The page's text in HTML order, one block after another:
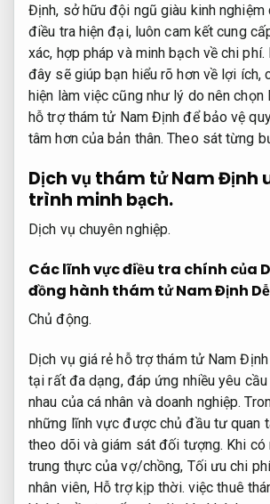
Định, sở hữu đội ngũ giàu kinh nghiệm
điều tra hiện đại, luôn cam kết cung
xác, hợp pháp và minh bạch về chi
đây sẽ giúp bạn hiểu rõ hơn về lợi ích,
hiện làm việc cũng như lý do nên chọn
hỗ trợ thám tử Nam Định để bảo vệ
tâm hơn của bản thân.Theo sát từng
Dịch vụ thám tử Nam Định
trình minh bạch.
Dịch vụ chuyên nghiệp.
Các lĩnh vực điều tra chính của
đồng hành thám tử Nam Định
Chủ động.
Dịch vụ giá rẻ hỗ trợ thám tử Nam
tại rất đa dạng, đáp ứng nhiều yêu
nhau của cá nhân và doanh nghiệp.
những lĩnh vực được chủ đầu tư quan
theo dõi và giám sát đối tượng. Khi có
trung thực của vợ/chồng, Tối ưu chi
nhân viên, Hỗ trợ kịp thời. việc thuê